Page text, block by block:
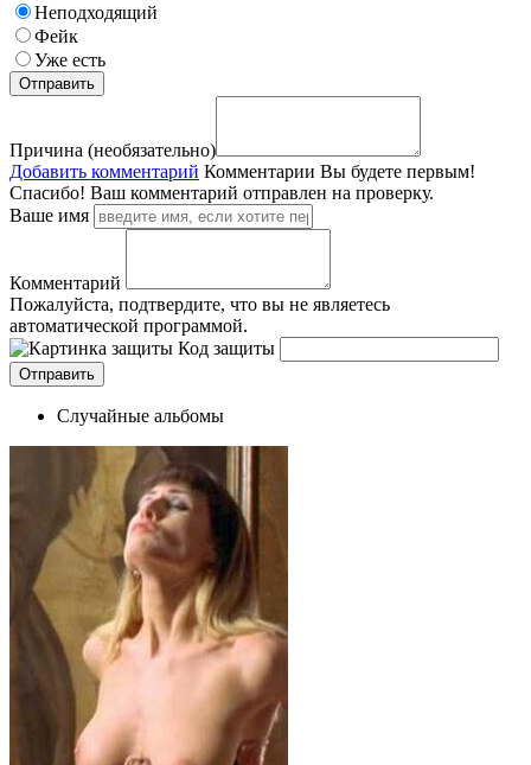
Неподходящий
Фейк
Уже есть
Причина (необязательно)
Добавить комментарий Комментарии Вы будете первым!
Спасибо! Ваш комментарий отправлен на проверку.
Ваше имя
Комментарий
Пожалуйста, подтвердите, что вы не являетесь
автоматической программой.
Код защиты
Случайные альбомы